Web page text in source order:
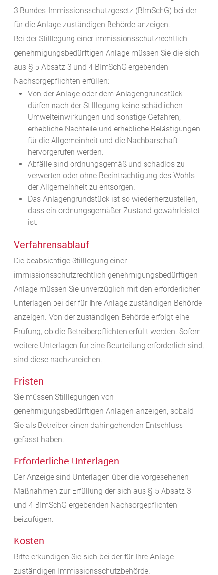
3 Bundes-Immissionsschutzgesetz (BImSchG) bei der
für die Anlage zuständigen Behörde anzeigen.
Bei der Stilllegung einer immissionsschutzrechtlich
genehmigungsbedürftigen Anlage müssen Sie die sich
aus § 5 Absatz 3 und 4 BImSchG ergebenden
Nachsorgepflichten erfüllen:
Von der Anlage oder dem Anlagengrundstück
dürfen nach der Stilllegung keine schädlichen
Umwelteinwirkungen und sonstige Gefahren,
erhebliche Nachteile und erhebliche Belästigungen
für die Allgemeinheit und die Nachbarschaft
hervorgerufen werden.
Abfälle sind ordnungsgemäß und schadlos zu
verwerten oder ohne Beeinträchtigung des Wohls
der Allgemeinheit zu entsorgen.
Das Anlagengrundstück ist so wiederherzustellen,
dass ein ordnungsgemäßer Zustand gewährleistet
ist.
Verfahrensablauf
Die beabsichtige Stilllegung einer
immissionsschutzrechtlich genehmigungsbedürftigen
Anlage müssen Sie unverzüglich mit den erforderlichen
Unterlagen bei der für Ihre Anlage zuständigen Behörde
anzeigen. Von der zuständigen Behörde erfolgt eine
Prüfung, ob die Betreiberpflichten erfüllt werden. Sofern
weitere Unterlagen für eine Beurteilung erforderlich sind,
sind diese nachzureichen.
Fristen
Sie müssen Stilllegungen von
genehmigungsbedürftigen Anlagen anzeigen, sobald
Sie als Betreiber einen dahingehenden Entschluss
gefasst haben.
Erforderliche Unterlagen
Der Anzeige sind Unterlagen über die vorgesehenen
Maßnahmen zur Erfüllung der sich aus § 5 Absatz 3
und 4 BImSchG ergebenden Nachsorgepflichten
beizufügen.
Kosten
Bitte erkundigen Sie sich bei der für Ihre Anlage
zuständigen Immissionsschutzbehörde.